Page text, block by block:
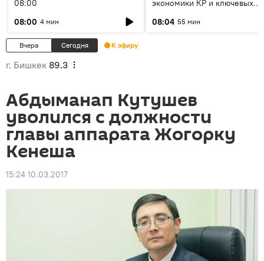
08:00
08:00 4 мин
экономики КР и ключевых
08:04 55 мин
Вчера Сегодня К эфиру
г. Бишкек 89.3
Абдыманап Кутушев
уволился с должности
главы аппарата Жогорку
Кенеша
15:24 10.03.2017